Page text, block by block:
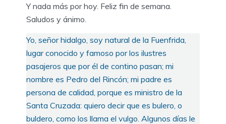
Y nada más por hoy. Feliz fin de semana.
Saludos y ánimo.
Yo, señor hidalgo, soy natural de la Fuenfrida,
lugar conocido y famoso por los ilustres
pasajeros que por él de contino pasan; mi
nombre es Pedro del Rincón; mi padre es
persona de calidad, porque es ministro de la
Santa Cruzada: quiero decir que es bulero, o
buldero, como los llama el vulgo. Algunos días le